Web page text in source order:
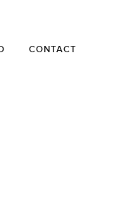
CONTACT